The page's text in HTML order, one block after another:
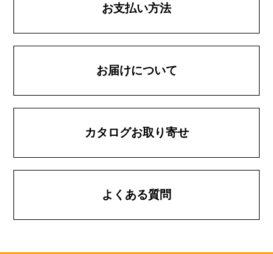
お支払い方法
お届けについて
カタログお取り寄せ
よくある質問